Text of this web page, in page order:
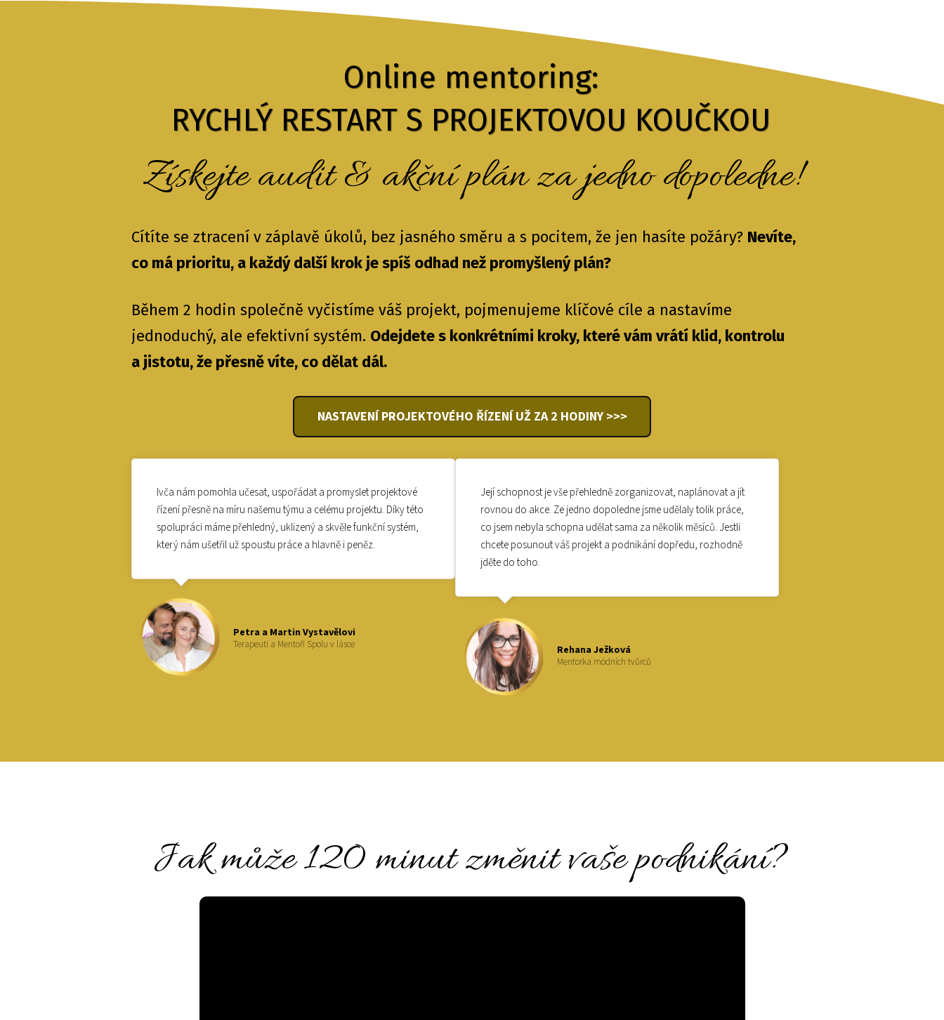
Online mentoring:
RYCHLÝ RESTART S PROJEKTOVOU KOUČKOU
Získejte audit & akční plán za jedno dopoledne!
Cítíte se ztracení v záplavě úkolů, bez jasného směru a s pocitem, že jen hasíte požáry? Nevíte,
co má prioritu, a každý další krok je spíš odhad než promyšlený plán?
Během 2 hodin společně vyčistíme váš projekt, pojmenujeme klíčové cíle a nastavíme
jednoduchý, ale efektivní systém. Odejdete s konkrétními kroky, které vám vrátí klid, kontrolu
a jistotu, že přesně víte, co dělat dál.
NASTAVENÍ PROJEKTOVÉHO ŘÍZENÍ UŽ ZA 2 HODINY >>>
Ivča nám pomohla učesat, uspořádat a promyslet projektové
řízení přesně na míru našemu týmu a celému projektu. Díky této
spolupráci máme přehledný, uklizený a skvěle funkční systém,
který nám ušetřil už spoustu práce a hlavně i peněz.
Petra a Martin Vystavělovi
Terapeuti a Mentoři Spolu v lásce
Její schopnost je vše přehledně zorganizovat, naplánovat a jít
rovnou do akce. Ze jedno dopoledne jsme udělaly tolik práce,
co jsem nebyla schopna udělat sama za několik měsíců. Jestli
chcete posunout váš projekt a podnikání dopředu, rozhodně
jděte do toho.
Rehana Ježková
Mentorka módních tvůrců
Jak může 120 minut změnit vaše podnikání?